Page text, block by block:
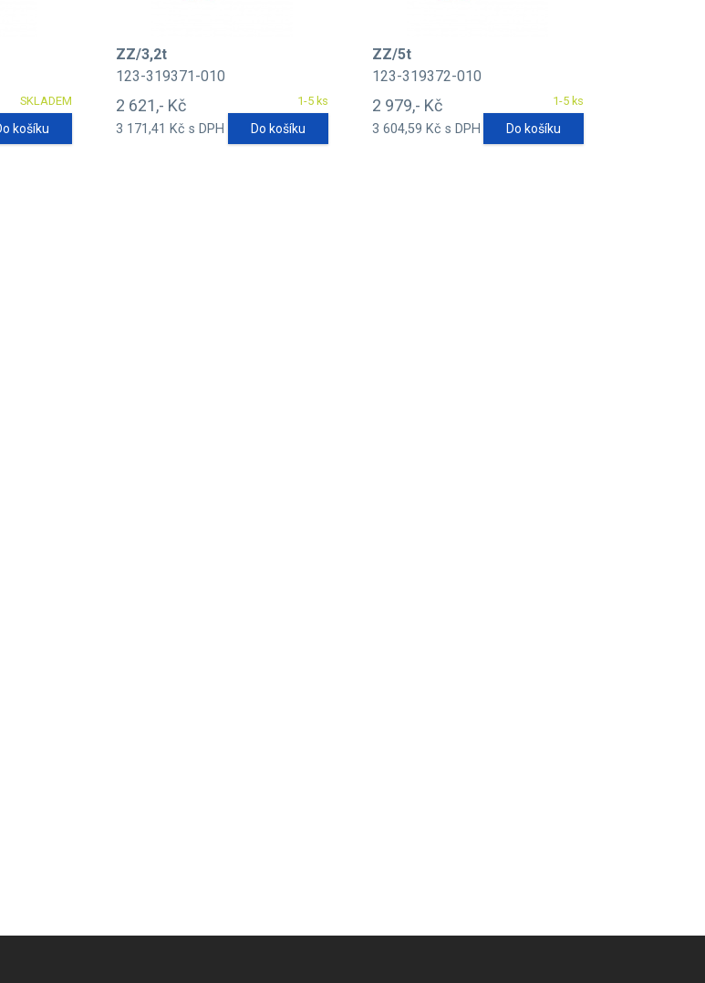
SKLADEM
košíku
ZZ/3,2t
123-319371-010
1-5 ks
2 621,- Kč
3 171,41 Kč s DPH Do košíku
ZZ/5t
123-319372-010
1-5 ks
2 979,- Kč
3 604,59 Kč s DPH Do košíku